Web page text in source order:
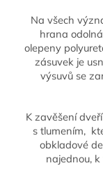
Na všech
hrana
olepeny
zásuvek je
výsuvů se
K zavěšení
s tlumením,
obkladové
najednou,